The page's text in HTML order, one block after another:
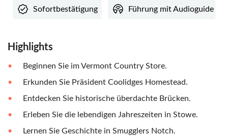
Sofortbestätigung Führung mit Audioguide
Highlights
Beginnen Sie im Vermont Country Store.
Erkunden Sie Präsident Coolidges Homestead.
Entdecken Sie historische überdachte Brücken.
Erleben Sie die lebendigen Jahreszeiten in Stowe.
Lernen Sie Geschichte in Smugglers Notch.